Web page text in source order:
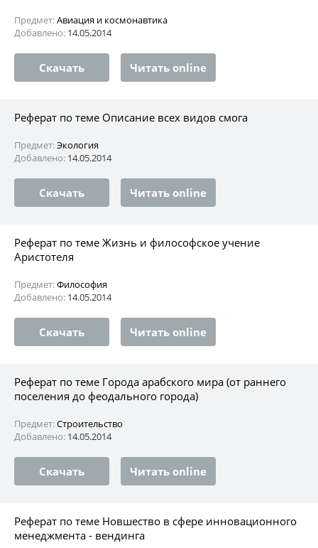
Предмет:Авиация и космонавтика
Добавлено: 14.05.2014
Скачать Читать online
Реферат по теме Описание всех видов смога
Предмет:Экология
Добавлено: 14.05.2014
Скачать Читать online
Реферат по теме Жизнь и философское учение
Аристотеля
Предмет:Философия
Добавлено: 14.05.2014
Скачать Читать online
Реферат по теме Города арабского мира (от раннего
поселения до феодального города)
Предмет:Строительство
Добавлено: 14.05.2014
Скачать Читать online
Реферат по теме Новшество в сфере инновационного
менеджмента - вендинга